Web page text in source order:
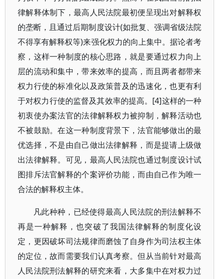
律解释体制下，最高人民法院最初便呈现出对解释权
的垄断，且通过后期制度设计(如批复、强调省级法院
不得享有解释权等)来强化权力的向上集中。据论者考
察，这样一种制度的核心思路，就是要通过权力向上
层的流动和集中，带来效率的提高，而且两者都带来
权力行使的标准化以及政策普及的迅速化，也更有利
于对权力行使的监督及其效率的提高。[4]这样的一种
初衷使办案法官的法律解释权力被抑制，解释活动也
不被鼓励。在这一种制度背景下，法官能够做出的最
优选择，不是由自己做出法律解释，而是提请上级做
出法律解释。可见，最高人民法院也通过制度设计试
图排斥法官解释的个案评价功能，而由自己作为唯一
合法的解释权主体。
凡此种种，已经使得最高人民法院的刑法解释不
再是一种解释，也突破了我国法律解释的制度化设
定，更因破坏司法规律而磨蚀了自身作为司法权主体
的定位，故而需要我们认真考察。但从当前针对最高
人民法院刑法解释的研究来看，大多集中在对权力过